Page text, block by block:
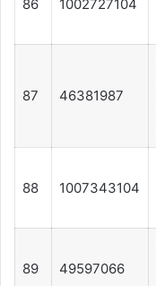
86 1002727104
87 46381987
88 1007343104
89 49597066